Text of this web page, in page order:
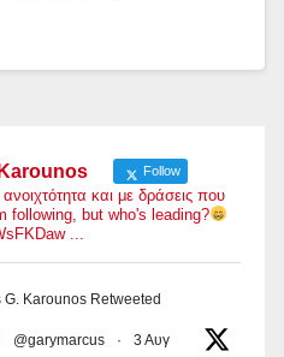
Follow
και με δράσεις που
following, but who's leading?
...
G. Karounos Retweeted
@garymarcus · 3 Αυγ